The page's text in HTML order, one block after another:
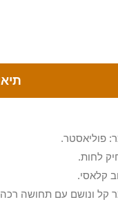
פוליאסטר.
לחות.
קלאסי.
קל ונושם עם תחושה